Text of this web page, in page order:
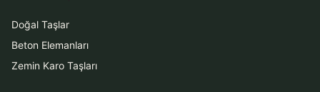
Doğal Taşlar
Beton Elemanları
Zemin Karo Taşları